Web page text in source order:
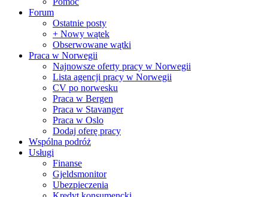
Forum
Ostatnie posty
+ Nowy wątek
Obserwowane wątki
Praca w Norwegii
Najnowsze oferty pracy w Norwegii
Lista agencji pracy w Norwegii
CV po norwesku
Praca w Bergen
Praca w Stavanger
Praca w Oslo
Dodaj oferę pracy
Wspólna podróż
Usługi
Finanse
Gjeldsmonitor
Ubezpieczenia